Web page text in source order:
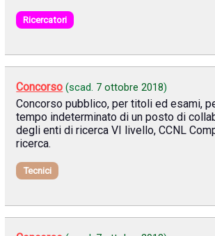
Ricercatori
Concorso (scad. 7 ottobre 2018)
Concorso pubblico, per titoli ed esami,
tempo indeterminato di un posto di
degli enti di ricerca VI livello, CCNL
ricerca.
Tecnici